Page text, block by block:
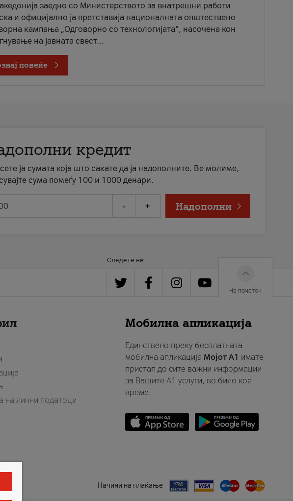
заедно со Министерството за внатрешни работи
и официјално ја претставија националната општествено
кампања „Одговорно со технологијата“, насочена кон
на јавната свест...
повеќе
кредит
ја сумата која што сакате да ја надополните. Ве молиме,
сума помеѓу 100 и 1000 денари.
- + Надополни
Следете нè
На почеток
на лични податоци
Мобилна апликација
Единствено преку бесплатната
мобилна апликација Мојот A1 имате
пристап до сите важни информации
за Вашите A1 услуги, во било кое
време.
Начини на плаќање